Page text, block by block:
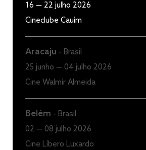
16 — 22 julho 2026
Cineclube Cauim
Aracaju - Brasil
25 junho — 04 julho 2026
Cine Walmir Almeida
Belém - Brasil
02 — 08 julho 2026
Cine Líbero Luxardo